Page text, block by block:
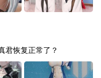
君恢复正常了？